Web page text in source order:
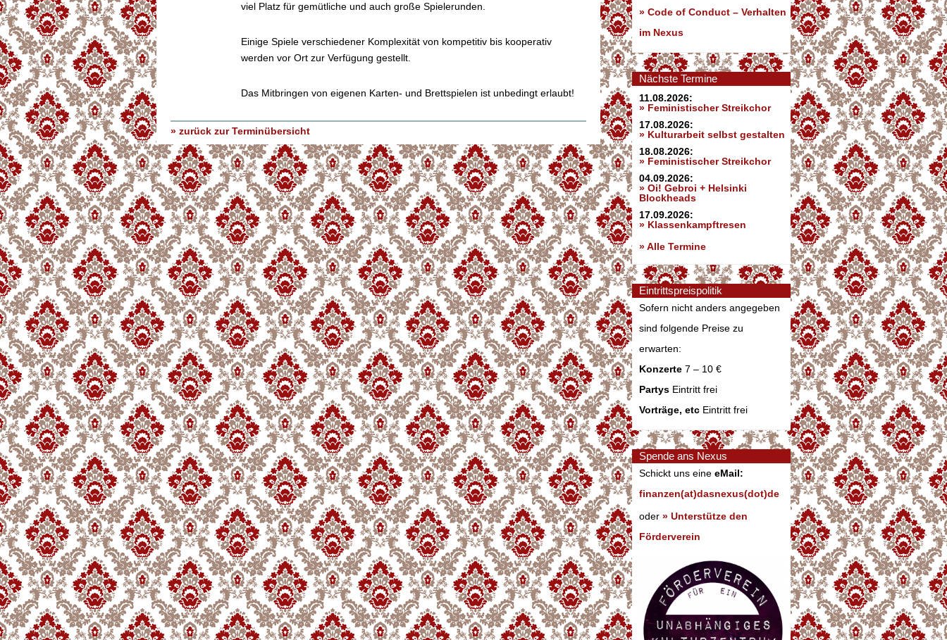
viel Platz für gemütliche und auch große Spielerunden.
Einige Spiele verschiedener Komplexität von kompetitiv bis kooperativ
werden vor Ort zur Verfügung gestellt.
Das Mitbringen von eigenen Karten- und Brettspielen ist unbedingt erlaubt!
» zurück zur Terminübersicht
» Code of Conduct – Verhalten
im Nexus
Nächste Termine
11.08.2026:
» Feministischer Streikchor
17.08.2026:
» Kulturarbeit selbst gestalten
18.08.2026:
» Feministischer Streikchor
04.09.2026:
» Oi! Gebroi + Helsinki
Blockheads
17.09.2026:
» Klassenkampftresen
» Alle Termine
Eintrittspreispolitik
Sofern nicht anders angegeben
sind folgende Preise zu
erwarten:
Konzerte 7 – 10 €
Partys Eintritt frei
Vorträge, etc Eintritt frei
Spende ans Nexus
Schickt uns eine eMail:
finanzen(at)dasnexus(dot)de
oder » Unterstütze den
Förderverein